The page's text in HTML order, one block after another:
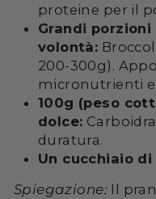
proteine per il
Grandi
volontà:
200-300g).
micronutrienti
100g (peso
dolce:
duratura.
Un cucchiaio
Spiegazione:Il